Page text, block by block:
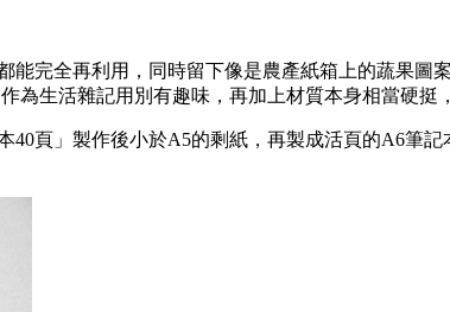
完全再利用，同時留下像是農產紙箱上的蔬果圖
生活雜記用別有趣味，再加上材質本身相當硬挺
頁」製作後小於A5的剩紙，再製成活頁的A6筆